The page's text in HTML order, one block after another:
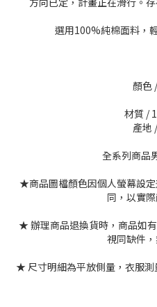
選用100%純棉面料，
顏色
材質 /
產地
全系列商品
★商品圖檔顏色因個人螢幕設
同，以實
★ 辦理商品退換貨時，商品如
視同缺件
★ 尺寸明細為平放側量，衣服測